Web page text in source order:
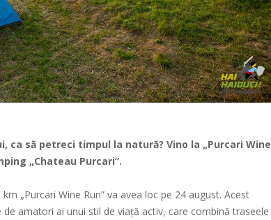
ca să petreci timpul la natură? Vino la „Purcari Wine
„Chateau Purcari”.
„Purcari Wine Run” va avea loc pe 24 august. Acest
amatori ai unui stil de viață activ, care combină traseele